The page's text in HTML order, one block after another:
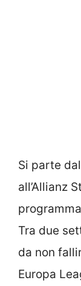
Si parte
all’Allianz
Tra due
da non
Europa